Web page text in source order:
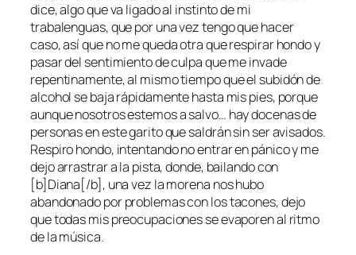
dice, algo que va ligado al instinto de mi
trabalenguas, que por una vez tengo que hacer
caso, así que no me queda otra que respirar hondo y
pasar del sentimiento de culpa que me invade
repentinamente, al mismo tiempo que el subidón de
alcohol se baja rápidamente hasta mis pies, porque
aunque nosotros estemos a salvo… hay docenas de
personas en este garito que saldrán sin ser avisados.
Respiro hondo, intentando no entrar en pánico y me
dejo arrastrar a la pista, donde, bailando con
[b]Diana[/b], una vez la morena nos hubo
abandonado por problemas con los tacones, dejo
que todas mis preocupaciones se evaporen al ritmo
de la música.